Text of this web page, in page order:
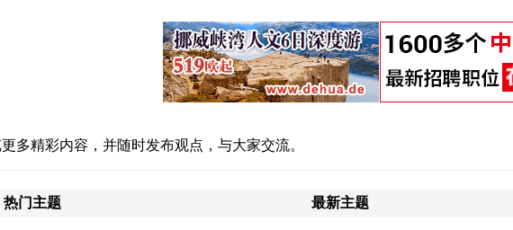
更多精彩内容，并随时发布观点，与大家交流。
热门主题 最新主题